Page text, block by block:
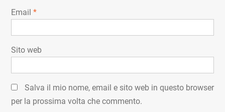
Email *
Sito web
Salva il mio nome, email e sito web in questo browser
per la prossima volta che commento.